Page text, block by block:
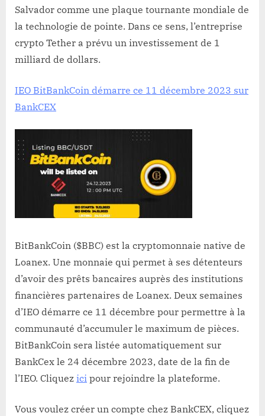
Salvador comme une plaque tournante mondiale de
la technologie de pointe. Dans ce sens, l’entreprise
crypto Tether a prévu un investissement de 1
milliard de dollars.
IEO BitBankCoin démarre ce 11 décembre 2023 sur
BankCEX
BitBankCoin ($BBC) est la cryptomonnaie native de
Loanex. Une monnaie qui permet à ses détenteurs
d’avoir des prêts bancaires auprès des institutions
financières partenaires de Loanex. Deux semaines
d’IEO démarre ce 11 décembre pour permettre à la
communauté d’accumuler le maximum de pièces.
BitBankCoin sera listée automatiquement sur
BankCex le 24 décembre 2023, date de la fin de
l’IEO. Cliquez ici pour rejoindre la plateforme.
Vous voulez créer un compte chez BankCEX, cliquez